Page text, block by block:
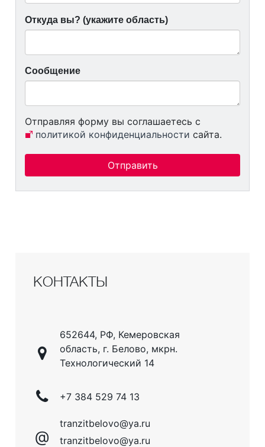
*
Откуда вы? (укажите область)
Сообщение
Отправляя форму вы соглашаетесь с
политикой конфиденциальности сайта.
Отправить
КОНТАКТЫ
652644, РФ, Кемеровская
область, г. Белово, мкрн.
Технологический 14
+7 384 529 74 13
@
tranzitbelovo@ya.ru
tranzitbelovo@ya.ru